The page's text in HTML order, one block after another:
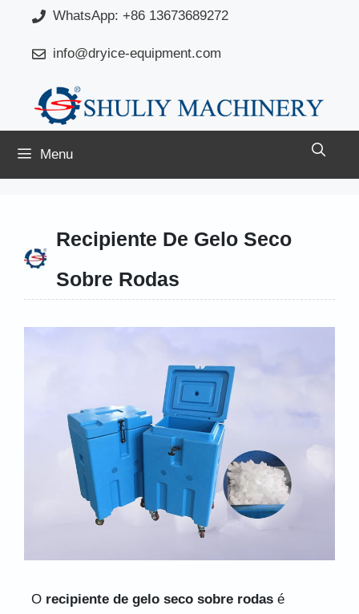
WhatsApp: +86 13673689272
info@dryice-equipment.com
Menu
Recipiente De Gelo Seco
Sobre Rodas
O recipiente de gelo seco sobre rodasé